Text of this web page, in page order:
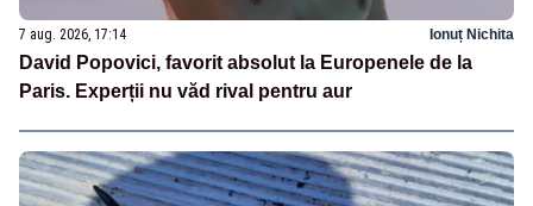
7 aug. 2026, 17:14 Ionuț Nichita
David Popovici, favorit absolut la Europenele de la
Paris. Experții nu văd rival pentru aur